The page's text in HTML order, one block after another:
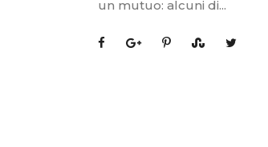
un mutuo: alcuni di...